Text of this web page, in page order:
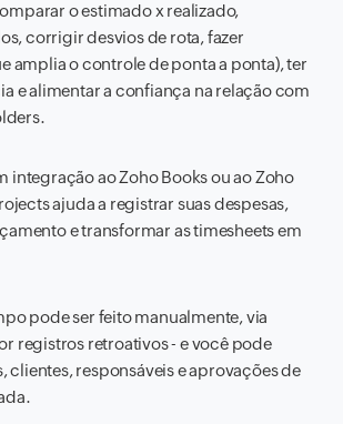
o estimado x realizado,
corrigir desvios de rota, fazer
amplia o controle de ponta a ponta), ter
e alimentar a confiança na relação com
integração ao Zoho Books ou ao Zoho
ajuda a registrar suas despesas,
e transformar as timesheets em
pode ser feito manualmente, via
registros retroativos - e você pode
clientes, responsáveis e aprovações de